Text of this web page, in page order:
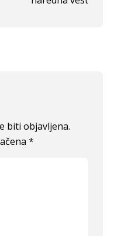
biti objavljena.
*